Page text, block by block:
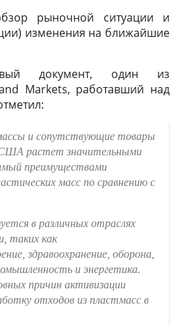
рыночной ситуации и
изменения на ближайшие
документ, один из
Markets, работавший над
и сопутствующие товары
растет значительными
преимуществами
масс по сравнению с
в различных отраслях
таких как
здравоохранение, оборона,
и энергетика.
причин активизации
отходов из пластмасс в